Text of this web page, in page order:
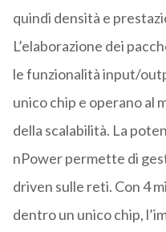
quindi densità e
L’elaborazione dei
le funzionalità input/
unico chip e operano al
della scalabilità. La
nPower permette di
driven sulle reti. Con 4
dentro un unico chip,